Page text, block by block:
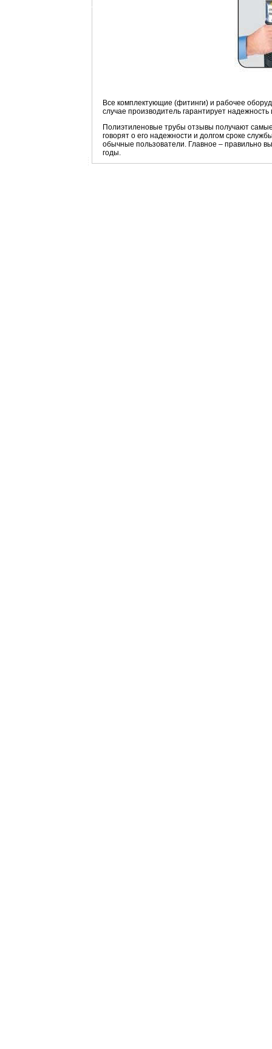
Все комплектующие (фитинги) и рабочее
случае производитель гарантирует
Полиэтиленовые трубы отзывы получают
говорят о его надежности и долгом сроке
обычные пользователи. Главное – правильно
годы.